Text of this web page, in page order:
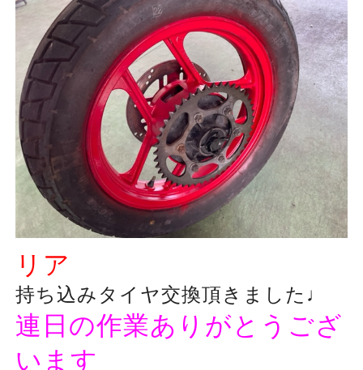
リア
持ち込みタイヤ交換頂きました♩
連日の作業ありがとうござ
います